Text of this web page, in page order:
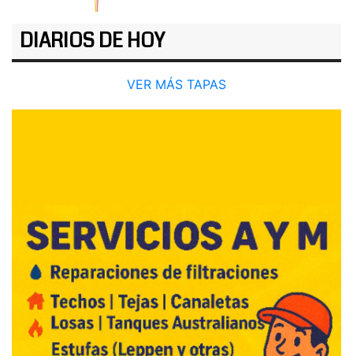
DIARIOS DE HOY
VER MÁS TAPAS